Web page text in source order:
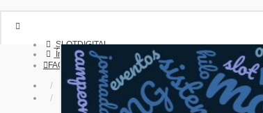
SLOTDIGITAL
Índice general
FAQ
Identificarse
Registrarse